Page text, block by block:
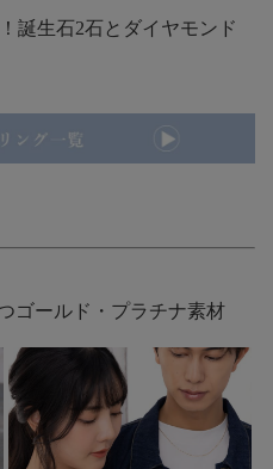
誕生石2石とダイヤモンド
ゴールド・プラチナ素材